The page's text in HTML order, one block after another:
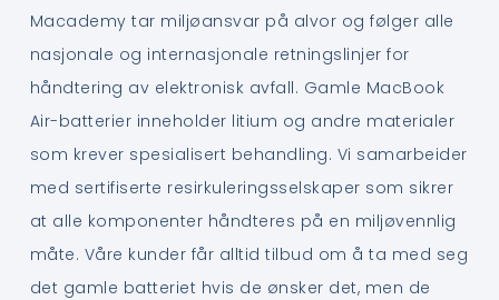
Macademy tar miljøansvar på alvor og følger alle
nasjonale og internasjonale retningslinjer for
håndtering av elektronisk avfall. Gamle MacBook
Air-batterier inneholder litium og andre materialer
som krever spesialisert behandling. Vi samarbeider
med sertifiserte resirkuleringsselskaper som sikrer
at alle komponenter håndteres på en miljøvennlig
måte. Våre kunder får alltid tilbud om å ta med seg
det gamle batteriet hvis de ønsker det, men de